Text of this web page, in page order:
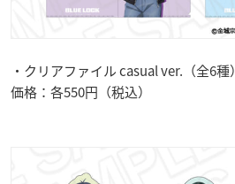
・クリアファイル casual ver.（全6種）
価格：各550円（税込）